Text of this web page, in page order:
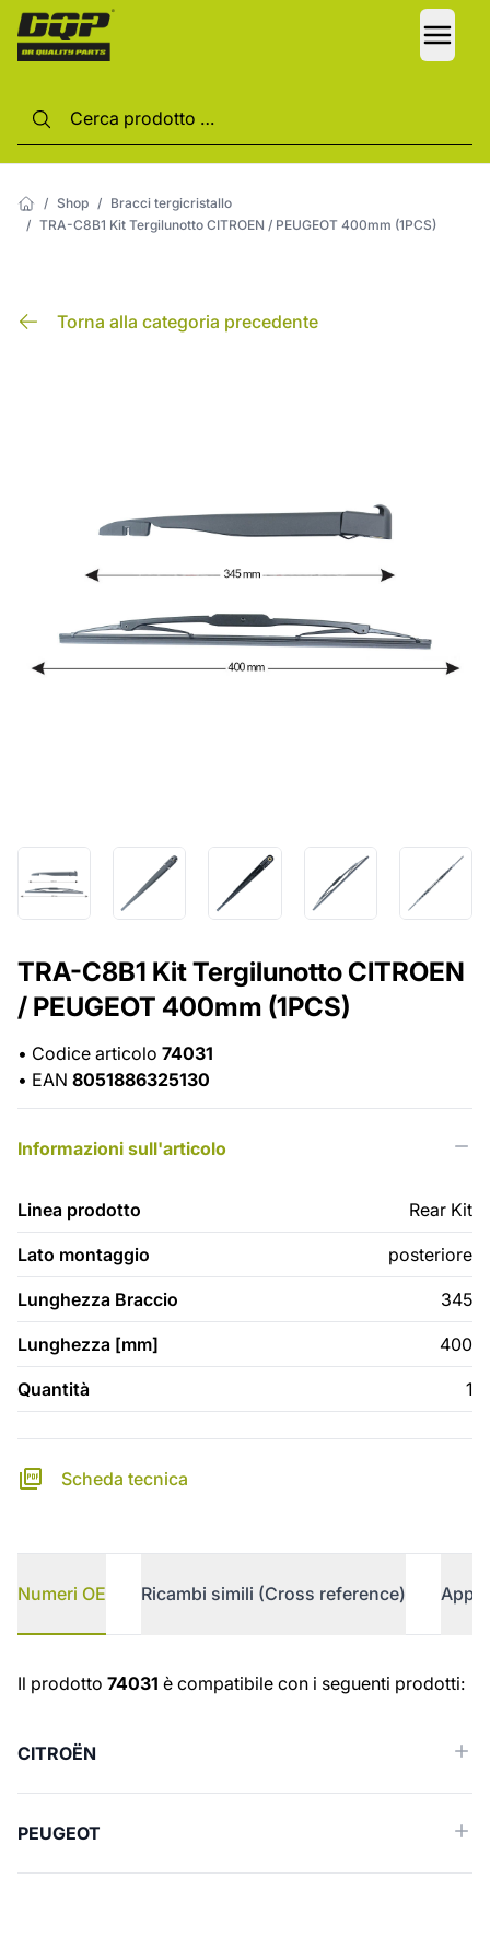
/ Shop / Bracci tergicristallo
/ TRA-C8B1 Kit Tergilunotto CITROEN / PEUGEOT 400mm (1PCS)
Torna alla categoria precedente
TRA-C8B1 Kit Tergilunotto CITROEN
/ PEUGEOT 400mm (1PCS)
• Codice articolo 74031
• EAN 8051886325130
Informazioni sull'articolo
Linea prodotto Rear Kit
Lato montaggio posteriore
Lunghezza Braccio 345
Lunghezza [mm] 400
Quantità 1
Scheda tecnica
Numeri OE Ricambi simili (Cross reference)
Numeri OE
Il prodotto 74031 è compatibile con i seguenti prodotti:
CITROËN
PEUGEOT